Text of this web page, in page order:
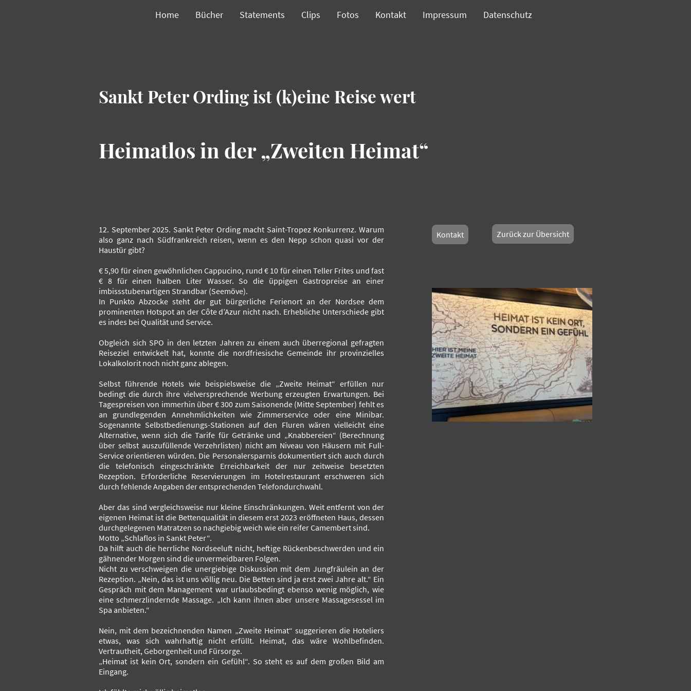
Home Bücher Statements Clips Fotos Kontakt Impressum Datenschutz
Sankt Peter Ording ist (k)eine Reise wert
Heimatlos in der „Zweiten Heimat“
12. September 2025. Sankt Peter Ording macht Saint-Tropez Konkurrenz. Warum
also ganz nach Südfrankreich reisen, wenn es den Nepp schon quasi vor der
Haustür gibt?
€ 5,90 für einen gewöhnlichen Cappucino, rund € 10 für einen Teller Frites und fast
€ 8 für einen halben Liter Wasser. So die üppigen Gastropreise an einer
imbissstubenartigen Strandbar (Seemöve).
In Punkto Abzocke steht der gut bürgerliche Ferienort an der Nordsee dem
prominenten Hotspot an der Côte d’Azur nicht nach. Erhebliche Unterschiede gibt
es indes bei Qualität und Service.
Obgleich sich SPO in den letzten Jahren zu einem auch überregional gefragten
Reiseziel entwickelt hat, konnte die nordfriesische Gemeinde ihr provinzielles
Lokalkolorit noch nicht ganz ablegen.
Selbst führende Hotels wie beispielsweise die „Zweite Heimat“ erfüllen nur
bedingt die durch ihre vielversprechende Werbung erzeugten Erwartungen. Bei
Tagespreisen von immerhin über € 300 zum Saisonende (Mitte September) fehlt es
an grundlegenden Annehmlichkeiten wie Zimmerservice oder eine Minibar.
Sogenannte Selbstbedienungs-Stationen auf den Fluren wären vielleicht eine
Alternative, wenn sich die Tarife für Getränke und „Knabbereien“ (Berechnung
über selbst auszufüllende Verzehrlisten) nicht am Niveau von Häusern mit Full-
Service orientieren würden. Die Personalersparnis dokumentiert sich auch durch
die telefonisch eingeschränkte Erreichbarkeit der nur zeitweise besetzten
Rezeption. Erforderliche Reservierungen im Hotelrestaurant erschweren sich
durch fehlende Angaben der entsprechenden Telefondurchwahl.
Aber das sind vergleichsweise nur kleine Einschränkungen. Weit entfernt von der
eigenen Heimat ist die Bettenqualität in diesem erst 2023 eröffneten Haus, dessen
durchgelegenen Matratzen so nachgiebig weich wie ein reifer Camembert sind.
Motto „Schlaflos in Sankt Peter“.
Da hilft auch die herrliche Nordseeluft nicht, heftige Rückenbeschwerden und ein
gähnender Morgen sind die unvermeidbaren Folgen.
Nicht zu verschweigen die unergiebige Diskussion mit dem Jungfräulein an der
Rezeption. „Nein, das ist uns völlig neu. Die Betten sind ja erst zwei Jahre alt.“ Ein
Gespräch mit dem Management war urlaubsbedingt ebenso wenig möglich, wie
eine schmerzlindernde Massage. „Ich kann ihnen aber unsere Massagesessel im
Spa anbieten.“
Nein, mit dem bezeichnenden Namen „Zweite Heimat“ suggerieren die Hoteliers
etwas, was sich wahrhaftig nicht erfüllt. Heimat, das wäre Wohlbefinden.
Vertrautheit, Geborgenheit und Fürsorge.
„Heimat ist kein Ort, sondern ein Gefühl“. So steht es auf dem großen Bild am
Eingang.
Zurück zur Übersicht
Kontakt